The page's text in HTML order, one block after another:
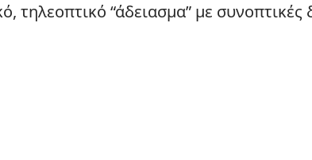
τηλεοπτικό “άδειασμα” με συνοπτικές